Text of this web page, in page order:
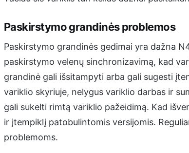
Paskirstymo grandinės problemos
Paskirstymo grandinės gedimai yra dažna
paskirstymo velenų sinchronizavimą, kad
grandinė gali išsitampyti arba gali sugesti
variklio skyriuje, nelygus variklio darbas ir
gali sukelti rimtą variklio pažeidimą. Kad
ir įtempiklį patobulintomis versijomis.
problemoms.